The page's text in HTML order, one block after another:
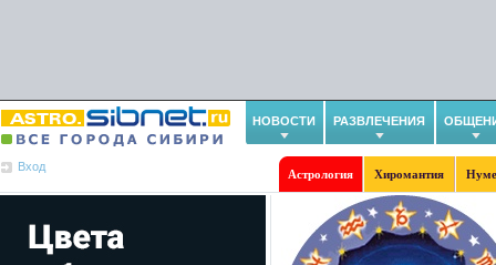
НОВОСТИ РАЗВЛЕЧЕНИЯ
Вход
Астрология Хиромантия